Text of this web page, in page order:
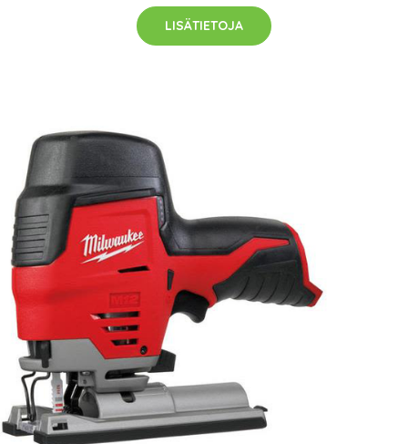
LISÄTIETOJA